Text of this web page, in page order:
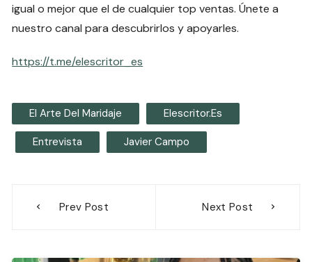
igual o mejor que el de cualquier top ventas. Únete a
nuestro canal para descubrirlos y apoyarles.
https://t.me/elescritor_es
El Arte Del Maridaje Elescritor.es
Entrevista Javier Campo
Prev Post Next Post